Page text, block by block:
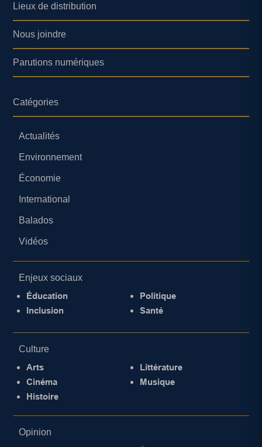
Lieux de distribution
Nous joindre
Parutions numériques
Catégories
Actualités
Environnement
Économie
International
Balados
Vidéos
Enjeux sociaux
Éducation
Inclusion
Politique
Santé
Culture
Arts
Cinéma
Histoire
Littérature
Musique
Opinion